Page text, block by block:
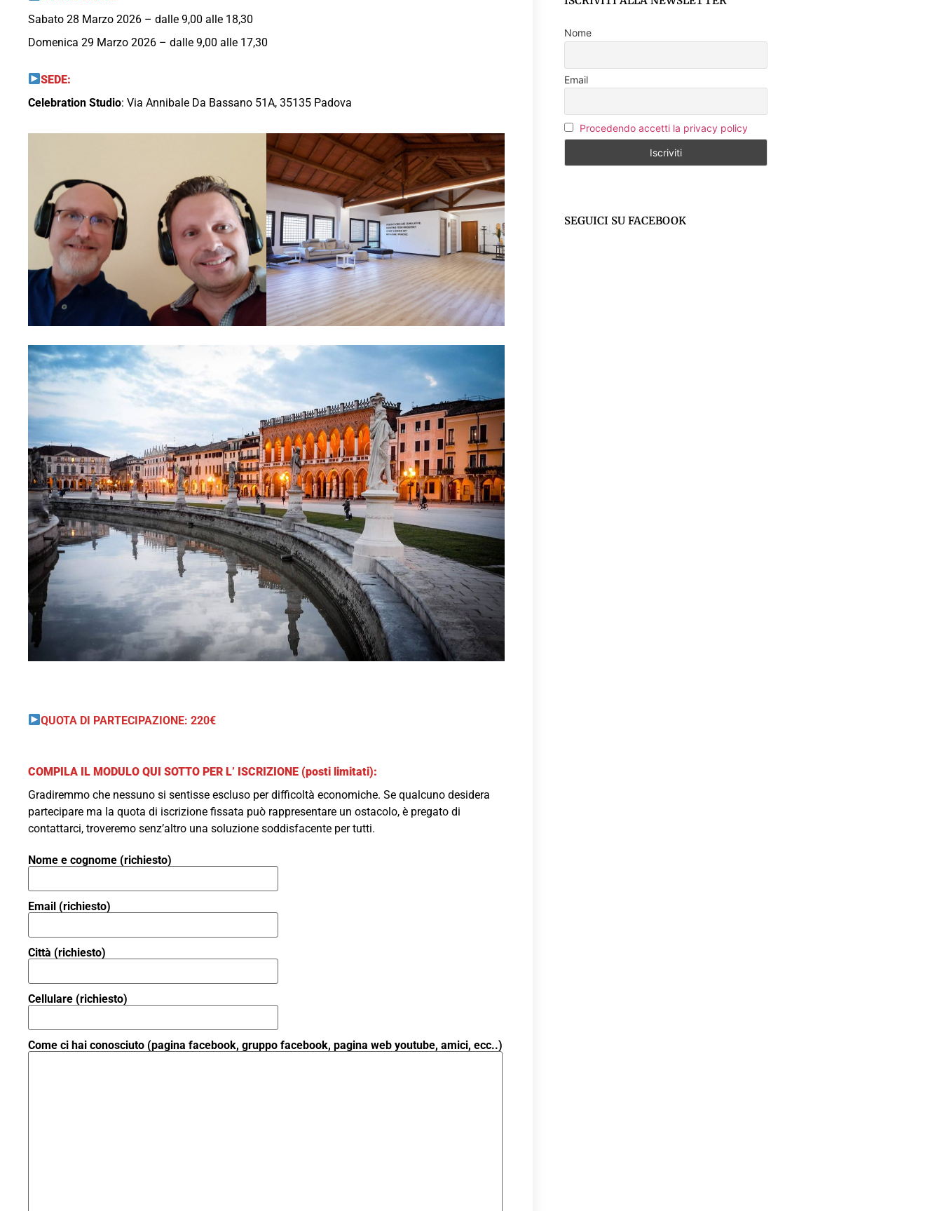
Sabato 28 Marzo 2026 – dalle 9,00 alle 18,30
Domenica 29 Marzo 2026 – dalle 9,00 alle 17,30
SEDE:
Celebration Studio: Via Annibale Da Bassano 51A, 35135 Padova
QUOTA DI PARTECIPAZIONE: 220€
COMPILA IL MODULO QUI SOTTO PER L’ ISCRIZIONE (posti limitati):
Gradiremmo che nessuno si sentisse escluso per difficoltà economiche. Se qualcuno desidera
partecipare ma la quota di iscrizione fissata può rappresentare un ostacolo, è pregato di
contattarci, troveremo senz’altro una soluzione soddisfacente per tutti.
Nome e cognome (richiesto)
Email (richiesto)
Città (richiesto)
Cellulare (richiesto)
Come ci hai conosciuto (pagina facebook, gruppo facebook, pagina web youtube, amici, ecc..)
Nome
Email
Procedendo accetti la privacy policy
SEGUICI SU FACEBOOK